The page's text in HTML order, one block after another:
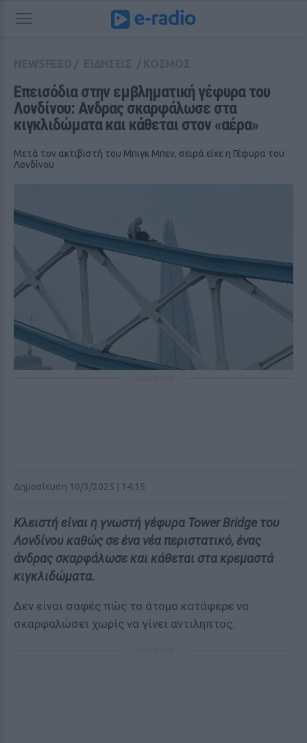
Επεισόδια στην εμβληματική γέφυρα του
Λονδίνου: Ανδρας σκαρφάλωσε στα
κιγκλιδώματα και κάθεται στον «αέρα»
Μετά τον ακτιβιστή του Μπιγκ Μπεν, σειρά είχε η Γέφυρα του
Λονδίνου
Δημοσίευση 10/3/2025 | 14:15
Κλειστή είναι η γνωστή γέφυρα Tower Bridge του
Λονδίνου καθώς σε ένα νέα περιστατικό, ένας
άνδρας σκαρφάλωσε και κάθεται στα κρεμαστά
κιγκλιδώματα.
Δεν είναι σαφές πώς το άτομο κατάφερε να
σκαρφαλώσει χωρίς να γίνει αντιληπτος.